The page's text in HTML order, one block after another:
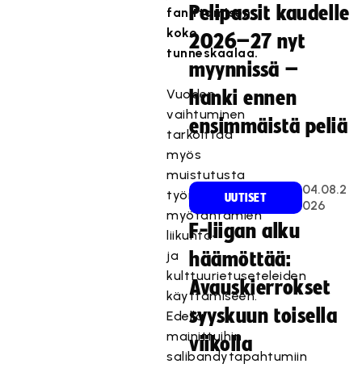
fanittamisen
koko
tunneskaalaa.
Vuoden
vaihtuminen
tarkoittaa
myös
muistutusta
työnantajan
myötäntämien
liikunta-
ja
kulttuurietuseteleiden
käyttämiseen.
Edellä
mainittuihin
salibandytapahtumiin
Pelipassit kaudelle
2026–27 nyt
myynnissä –
hanki ennen
ensimmäistä peliä
UUTISET
04.08.2
026
F-liigan alku
häämöttää:
Avauskierrokset
syyskuun toisella
viikolla